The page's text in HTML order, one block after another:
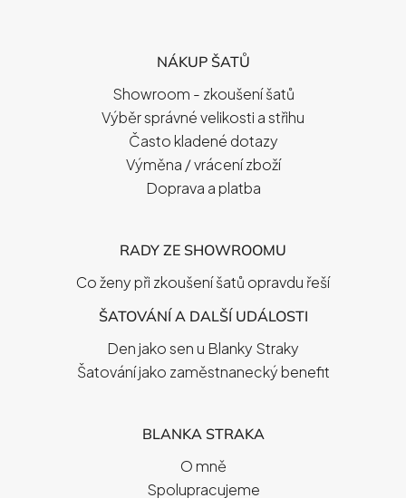
NÁKUP ŠATŮ
Showroom - zkoušení šatů
Výběr správné velikosti a střihu
Často kladené dotazy
Výměna / vrácení zboží
Doprava a platba
RADY ZE SHOWROOMU
Co ženy při zkoušení šatů opravdu řeší
ŠATOVÁNÍ A DALŠÍ UDÁLOSTI
Den jako sen u Blanky Straky
Šatování jako zaměstnanecký benefit
BLANKA STRAKA
O mně
Spolupracujeme